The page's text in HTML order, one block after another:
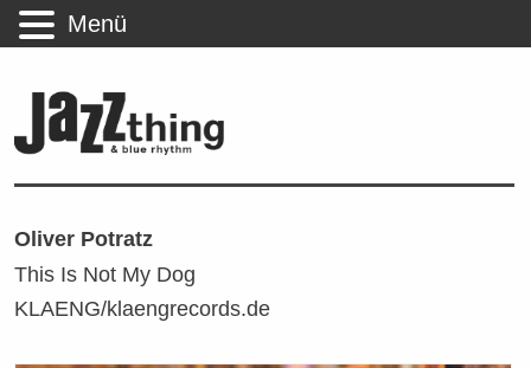
Oliver Potratz
This Is Not My Dog
KLAENG/klaengrecords.de
Menü